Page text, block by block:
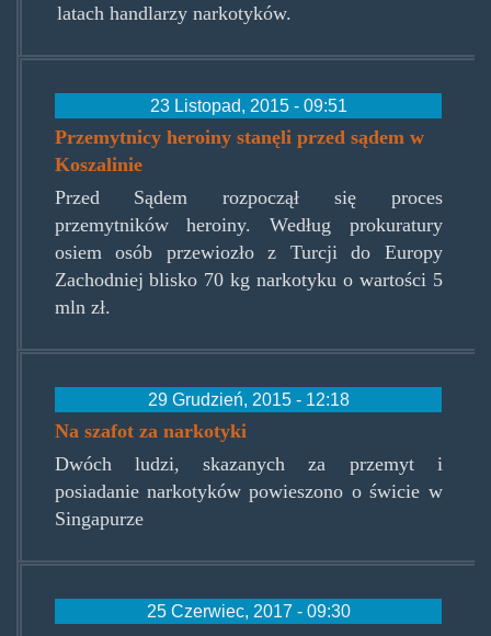
latach handlarzy narkotyków.
23 Listopad, 2015 - 09:51
Przemytnicy heroiny stanęli przed sądem w
Koszalinie
Przed Sądem rozpoczął się proces
przemytników heroiny. Według prokuratury
osiem osób przewiozło z Turcji do Europy
Zachodniej blisko 70 kg narkotyku o wartości 5
mln zł.
29 Grudzień, 2015 - 12:18
Na szafot za narkotyki
Dwóch ludzi, skazanych za przemyt i
posiadanie narkotyków powieszono o świcie w
Singapurze
25 Czerwiec, 2017 - 09:30